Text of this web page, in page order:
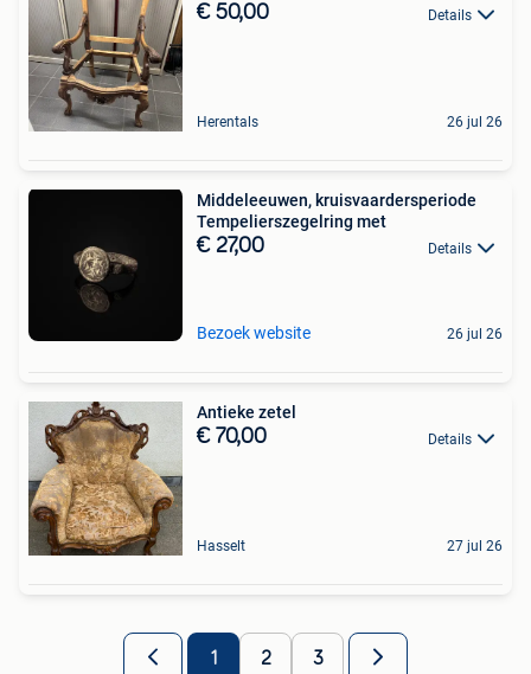
€ 50,00 Details
Herentals 26 jul 26
Middeleeuwen, kruisvaardersperiode
Tempelierszegelring met
€ 27,00 Details
Bezoek website 26 jul 26
Antieke zetel
€ 70,00 Details
Hasselt 27 jul 26
1 2 3